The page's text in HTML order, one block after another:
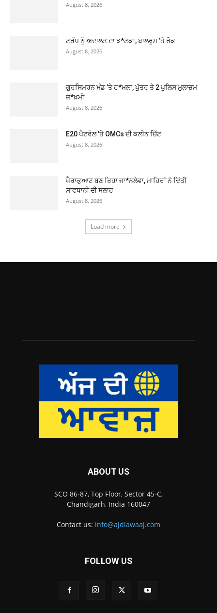
August 8, 2026
ਟਰੰਪ ਨੂੰ ਅਦਾਲਤ ਦਾ ਝ*ਟਕਾ, ਬਾਲਰੂਮ ’ਤੇ ਰੋਕ
August 8, 2026
ਗੁਰਸਿਮਰਨ ਮੰਡ ’ਤੇ ਹ*ਮਲਾ, ਪੁੱਤਰ ਤੇ 2 ਪੁਲਿਸ ਮੁਲਾਜ਼ਮ
ਜ਼*ਖ਼ਮੀ
August 8, 2026
E20 ਪੈਟਰੋਲ ’ਤੇ OMCs ਦੀ ਕਲੀਨ ਚਿੱਟ
August 8, 2026
ਪੈਰਾਕੁਆਟ ਬਣ ਰਿਹਾ ਜਾ*ਨਲੇਵਾ, ਮਾਹਿਰਾਂ ਨੇ ਦਿੱਤੀ
ਸਾਵਧਾਨੀ ਦੀ ਸਲਾਹ
August 8, 2026
Load more
ABOUT US
SCO 86-87, Top Floor, Sector 45-C,
Chandigarh, India 160047
Contact us: info@ajdiawaaj.com
FOLLOW US